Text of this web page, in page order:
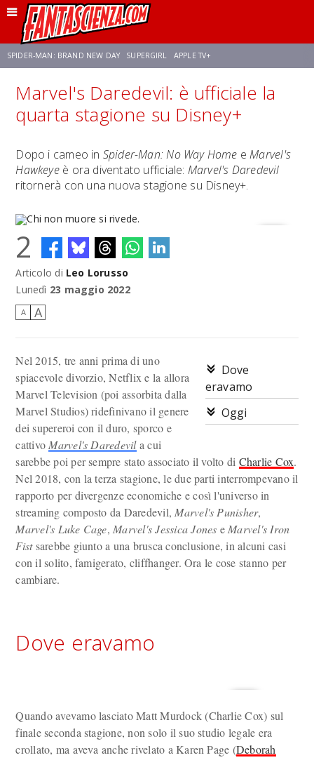
SPIDER-MAN: BRAND NEW DAY SUPERGIRL APPLE TV+
FRANCO RICCIARDIELLO ZENDAYA STAR TREK AVENGERS: DOOMSDAY
Marvel's Daredevil: è ufficiale la
quarta stagione su Disney+
Dopo i cameo in Spider-Man: No Way Home eMarvel's
Hawkeyeè ora diventato ufficiale: Marvel's Daredevil
ritornerà con una nuova stagione su Disney+.
Chi non muore si rivede.
2
Articolo di Leo Lorusso
Lunedì 23 maggio 2022
A A
Dove
eravamo
Oggi
Nel 2015, tre anni prima di uno
spiacevole divorzio, Netflix e la allora
Marvel Television (poi assorbita dalla
Marvel Studios) ridefinivano il genere
dei supereroi con il duro, sporco e
cattivo Marvel's Daredevila cui
sarebbe poi per sempre stato associato il volto di Charlie Cox.
Nel 2018, con la terza stagione, le due parti interrompevano il
rapporto per divergenze economiche e così l'universo in
streaming composto da Daredevil, Marvel's Punisher,
Marvel's Luke Cage, Marvel's Jessica Jones e Marvel's Iron
Fistsarebbe giunto a una brusca conclusione, in alcuni casi
con il solito, famigerato, cliffhanger. Ora le cose stanno per
cambiare.
Dove eravamo
Quando avevamo lasciato Matt Murdock (Charlie Cox) sul
finale seconda stagione, non solo il suo studio legale era
crollato, ma aveva anche rivelato a Karen Page (Deborah